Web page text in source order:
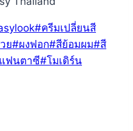
#ครีมเปลี่ยนสี
ย#ผงฟอก#สีย้อมผม#สี
ฟนตาซี#โมเดิร์น